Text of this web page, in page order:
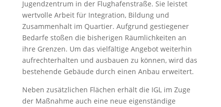
Jugendzentrum in der Flughafenstraße. Sie leistet
wertvolle Arbeit für Integration, Bildung und
Zusammenhalt im Quartier. Aufgrund gestiegener
Bedarfe stoßen die bisherigen Räumlichkeiten an
ihre Grenzen. Um das vielfältige Angebot weiterhin
aufrechterhalten und ausbauen zu können, wird das
bestehende Gebäude durch einen Anbau erweitert.
Neben zusätzlichen Flächen erhält die IGL im Zuge
der Maßnahme auch eine neue eigenständige